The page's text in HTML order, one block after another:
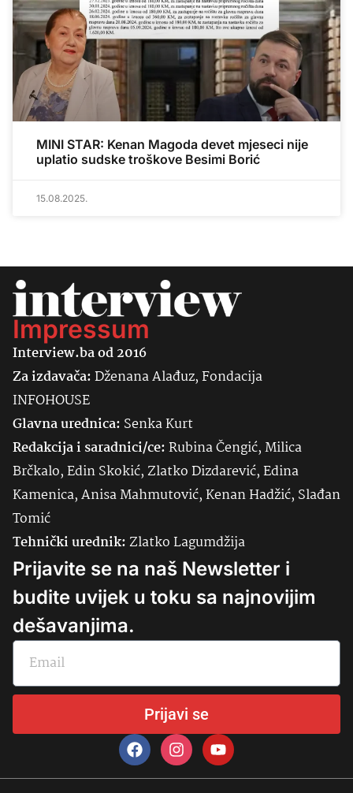
MINI STAR: Kenan Magoda devet mjeseci nije
uplatio sudske troškove Besimi Borić
15.08.2025.
Impressum
Interview.ba od 2016
Za izdavača:Dženana Alađuz, Fondacija
INFOHOUSE
Glavna urednica: SenkaKurt
Redakcija i saradnici/ce:Rubina Čengić, Milica
Brčkalo, Edin Skokić, Zlatko Dizdarević, Edina
Kamenica, Anisa Mahmutović, Kenan Hadžić, Slađan
Tomić
Tehnički urednik:Zlatko Lagumdžija
Prijavite se na naš Newsletter i
budite uvijek u toku sa najnovijim
dešavanjima.
Prijavi se